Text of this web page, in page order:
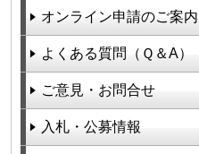
オンライン申請のご案内
よくある質問（Ｑ＆A）
ご意見・お問合せ
入札・公募情報